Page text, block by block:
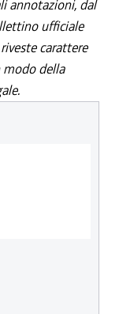
annotazioni, dal
ufficiale
carattere
della